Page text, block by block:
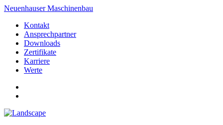
Neuenhauser Maschinenbau
Kontakt
Ansprechpartner
Downloads
Zertifikate
Karriere
Werte